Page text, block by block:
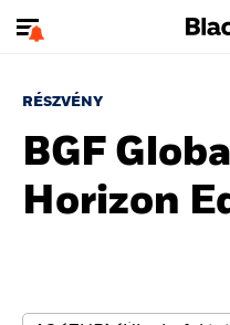
RÉSZVÉNY
BGF
Horizon